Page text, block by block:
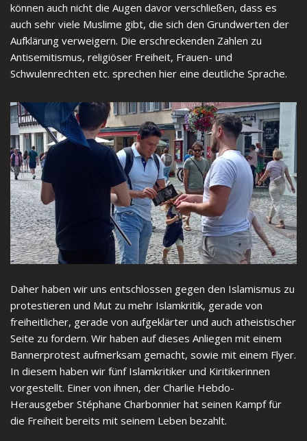
können auch nicht die Augen davor verschließen, dass es
auch sehr viele Muslime gibt, die sich den Grundwerten der
Aufklärung verweigern. Die erschreckenden Zahlen zu
Antisemitismus, religiöser Freiheit, Frauen- und
Schwulenrechten etc. sprechen hier eine deutliche Sprache.
Daher haben wir uns entschlossen gegen den Islamismus zu
protestieren und Mut zu mehr Islamkritik, gerade von
freiheitlicher, gerade von aufgeklärter und auch atheistischer
Seite zu fordern. Wir haben auf dieses Anliegen mit einem
Bannerprotest aufmerksam gemacht, sowie mit einem Flyer.
In diesem haben wir fünf Islamkritiker und Kiritikerinnen
vorgestellt. Einer von ihnen, der Charlie Hebdo-
Herausgeber Stéphane Charbonnier hat seinen Kampf für
die Freiheit bereits mit seinem Leben bezahlt.